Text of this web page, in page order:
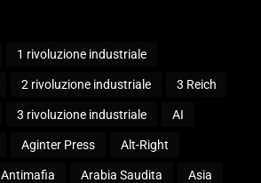
1 rivoluzione industriale
2 rivoluzione industriale 3 Reich
3 rivoluzione industriale AI
Aginter Press Alt-Right
Antimafia Arabia Saudita Asia